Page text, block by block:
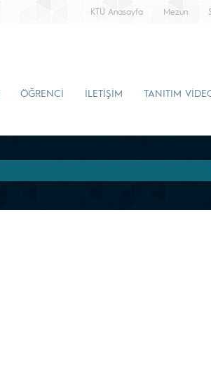
KTÜ Anasayfa Mezun
ÖĞRENCİ İLETİŞİM TANITIM